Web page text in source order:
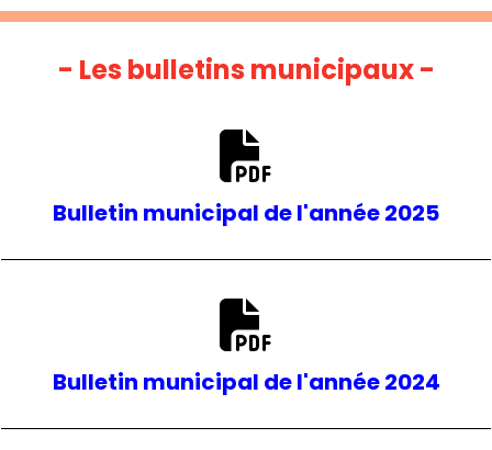
- Les bulletins municipaux -
Bulletin municipal de l'année 2025
Bulletin municipal de l'année 2024